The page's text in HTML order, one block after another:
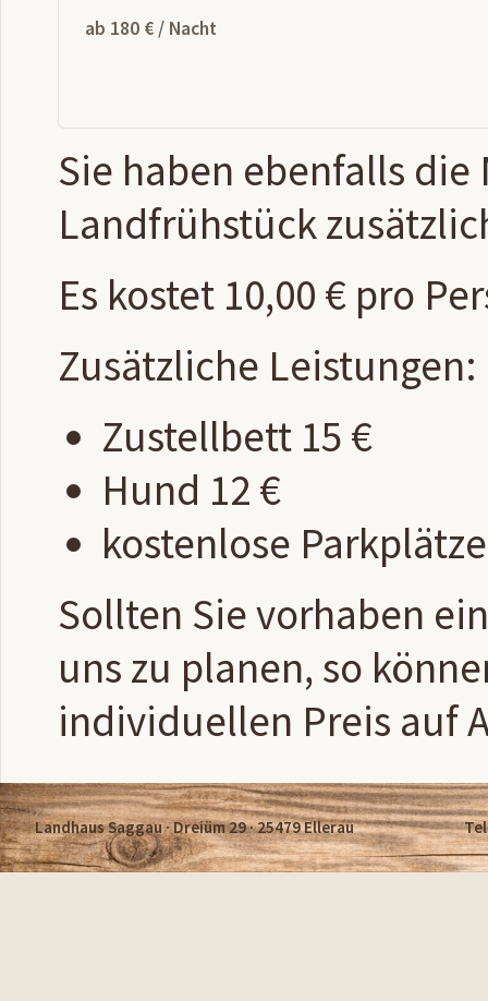
ab 180 € / Nacht
Sie haben ebenfalls
Landfrühstück
Es kostet 10,00 € pro
Zusätzliche Leistungen:
Zustellbett 15 €
Hund 12 €
kostenlose
Sollten Sie vorhaben
uns zu planen, so
individuellen Preis auf
Landhaus Saggau · Dreiüm 29 · 25479 Ellerau